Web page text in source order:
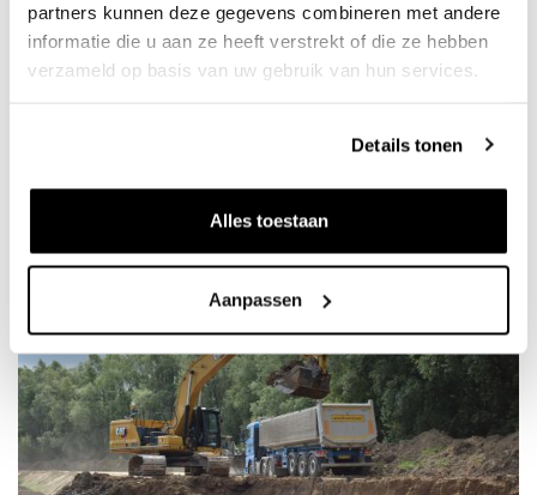
partners kunnen deze gegevens combineren met andere
informatie die u aan ze heeft verstrekt of die ze hebben
verzameld op basis van uw gebruik van hun services.
Details tonen
Alles toestaan
Aanpassen
De totale herinrichting wordt naar verwachting in een
periode van 5 tot 7 jaar uitgevoerd. We werken daarbij in
deelgebieden, waarbij we telkens een deelgebied helemaal
de natuur zich in de afgeronde fases al tijdens de
uitvoeringsperiode van het project ontwikkelen.